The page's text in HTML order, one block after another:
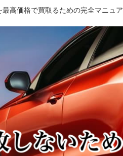
高価格で買取るための完全マニュ